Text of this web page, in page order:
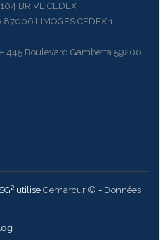
BRIVE CEDEX
LIMOGES CEDEX 1
Boulevard Gambetta 59200
utilise Gemarcur © - Données